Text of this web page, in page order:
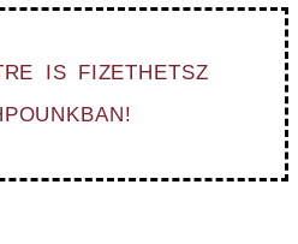
IS FIZETHETSZ